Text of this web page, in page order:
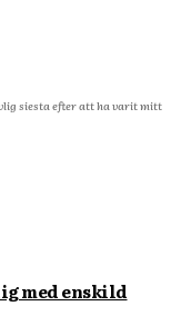
med enskild
siesta efter att ha varit mitt